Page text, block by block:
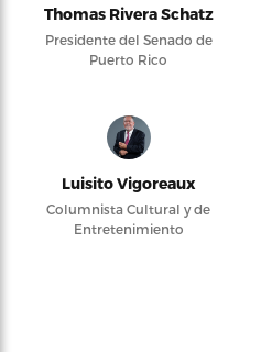
Thomas Rivera Schatz
Presidente del Senado de
Puerto Rico
Luisito Vigoreaux
Columnista Cultural y de
Entretenimiento